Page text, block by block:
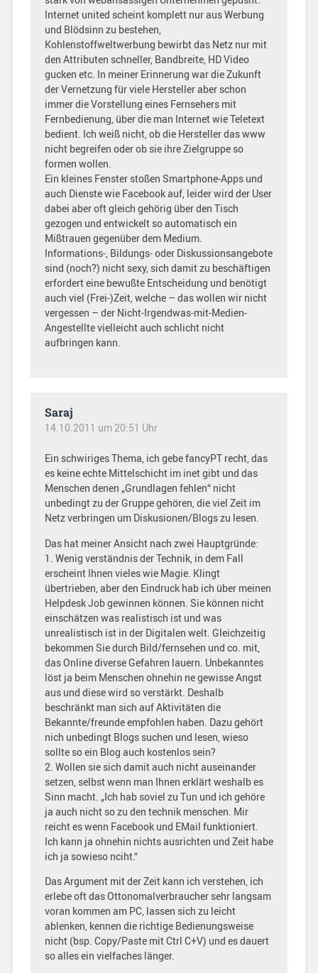
Internet united scheint komplett nur aus Werbung
und Blödsinn zu bestehen,
Kohlenstoffweltwerbung bewirbt das Netz nur mit
den Attributen schneller, Bandbreite, HD Video
gucken etc. In meiner Erinnerung war die Zukunft
der Vernetzung für viele Hersteller aber schon
immer die Vorstellung eines Fernsehers mit
Fernbedienung, über die man Internet wie Teletext
bedient. Ich weiß nicht, ob die Hersteller das www
nicht begreifen oder ob sie ihre Zielgruppe so
formen wollen.
Ein kleines Fenster stoßen Smartphone-Apps und
auch Dienste wie Facebook auf, leider wird der User
dabei aber oft gleich gehörig über den Tisch
gezogen und entwickelt so automatisch ein
Mißtrauen gegenüber dem Medium.
Informations-, Bildungs- oder Diskussionsangebote
sind (noch?) nicht sexy, sich damit zu beschäftigen
erfordert eine bewußte Entscheidung und benötigt
auch viel (Frei-)Zeit, welche – das wollen wir nicht
vergessen – der Nicht-Irgendwas-mit-Medien-
Angestellte vielleicht auch schlicht nicht
aufbringen kann.
Saraj
14.10.2011 um 20:51 Uhr
Ein schwiriges Thema, ich gebe fancyPT recht, das
es keine echte Mittelschicht im inet gibt und das
Menschen denen „Grundlagen fehlen“ nicht
unbedingt zu der Gruppe gehören, die viel Zeit im
Netz verbringen um Diskusionen/Blogs zu lesen.
Das hat meiner Ansicht nach zwei Hauptgründe:
1. Wenig verständnis der Technik, in dem Fall
erscheint Ihnen vieles wie Magie. Klingt
übertrieben, aber den Eindruck hab ich über meinen
Helpdesk Job gewinnen können. Sie können nicht
einschätzen was realistisch ist und was
unrealistisch ist in der Digitalen welt. Gleichzeitig
bekommen Sie durch Bild/fernsehen und co. mit,
das Online diverse Gefahren lauern. Unbekanntes
löst ja beim Menschen ohnehin ne gewisse Angst
aus und diese wird so verstärkt. Deshalb
beschränkt man sich auf Aktivitäten die
Bekannte/freunde empfohlen haben. Dazu gehört
nich unbedingt Blogs suchen und lesen, wieso
sollte so ein Blog auch kostenlos sein?
2. Wollen sie sich damit auch nicht auseinander
setzen, selbst wenn man Ihnen erklärt weshalb es
Sinn macht. „Ich hab soviel zu Tun und ich gehöre
ja auch nicht so zu den technik menschen. Mir
reicht es wenn Facebook und EMail funktioniert.
Ich kann ja ohnehin nichts ausrichten und Zeit habe
ich ja sowieso nciht.“
Das Argument mit der Zeit kann ich verstehen, ich
erlebe oft das Ottonomalverbraucher sehr langsam
voran kommen am PC, lassen sich zu leicht
ablenken, kennen die richtige Bedienungsweise
nicht (bsp. Copy/Paste mit Ctrl C+V) und es dauert
so alles ein vielfaches länger.